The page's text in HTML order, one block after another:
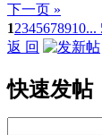
下一页 »
12345678910...
返 回
快速发帖